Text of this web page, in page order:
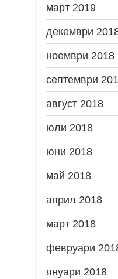
март 2019
декември
ноември 2018
септември
август 2018
юли 2018
юни 2018
май 2018
април 2018
март 2018
февруари
януари 2018